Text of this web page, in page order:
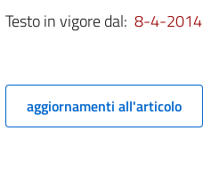
9
12
13
Testo in vigore dal: 8-4-2014
aggiornamenti all'articolo